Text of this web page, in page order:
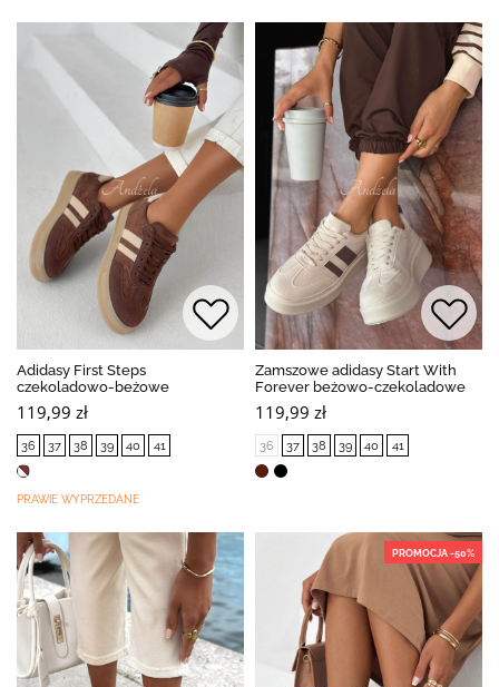
Adidasy First Steps
czekoladowo-beżowe
119,99 zł
36 37 38 39 40 41
PRAWIE WYPRZEDANE
Zamszowe adidasy Start With
Forever beżowo-czekoladowe
119,99 zł
36 37 38 39 40 41
PROMOCJA -50%